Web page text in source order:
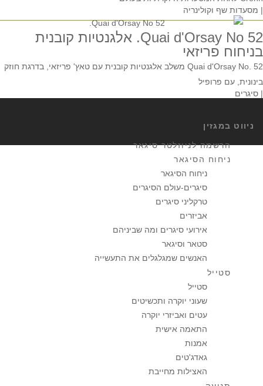
| מסעדות שף וקולינריה
52 Quai d'Orsay No. אלגנטיות קובנית
בניחוח פריזאי
Quai d'Orsay No. 52 משלב אלגנטיות קובנית עם טאץ' פריזאי, בדרגת חוזק
בינונית, עם פרופיל
| סיגרים
ניווט במגזין
הרשמה לניוזלטר סיגאר
ניחוח הסיגאר
ניחוח הסיגאר
סיגרים-עולם הסיגרים
טרקליני סיגרים
אביזרים
אירועי סיגרים ומה שביניהם
סטאר וסיגאר
האנשים שמגלגלים את התעשייה
סטייל
סטייל
שעוני יוקרה ותכשיטים
עטים ואביזרי יוקרה
התאמה אישית
אמנות
גאדג'טים
האצילות מחייבת